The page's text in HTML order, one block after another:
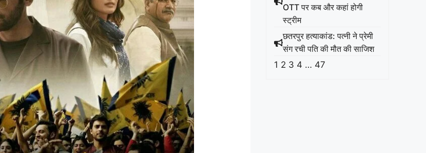
OTT पर कब और कहां होगी
स्ट्रीम
छतरपुर हत्याकांड: पत्नी ने प्रेमी
संग रची पति की मौत की साजिश
1 2 3 4 … 47